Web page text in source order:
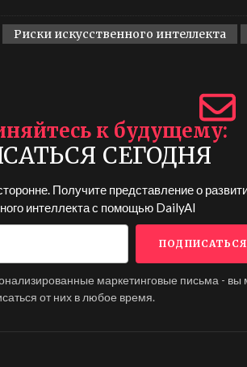
Риски искусственного интеллекта
к будущему
СЕГОДНЯ
Получите представление о
интеллекта с помощью DailyAI
маркетинговые письма - вы
от них в любое время.